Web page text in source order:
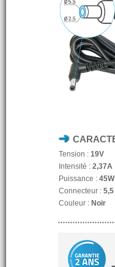
Tension : 19V
Intensité : 2,37A
Puissance : 45W
Connecteur :
Couleur : Noir